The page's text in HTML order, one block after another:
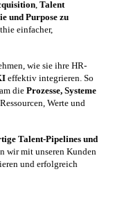
, Talent
und Purpose zu
einfacher,
wie sie ihre HR-
effektiv integrieren. So
die Prozesse, Systeme
Werte und
Talent-Pipelines und
wir mit unseren Kunden
und erfolgreich